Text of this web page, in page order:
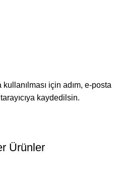
için adım, e-posta
kaydedilsin.
Ürünler